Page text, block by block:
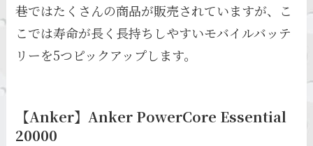
巷ではたくさんの商品が販売されていますが、こ
こでは寿命が長く長持ちしやすいモバイルバッテ
リーを5つピックアップします。
【Anker】Anker PowerCore Essential
20000